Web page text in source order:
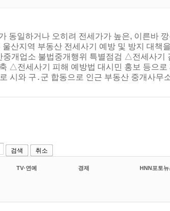
동일하거나 오히려 전세가가 높은, 이른바 깡
산지역 부동산 전세사기 예방 및 방지 대책
개업소 불법중개행위 특별점검 △전세사기
△전세사기 피해 예방법 대시민 홍보 등으로
시와 구․군 합동으로 인근 부동산 중개사무
검색 취소
TV·연예 경제 HNN포토뉴